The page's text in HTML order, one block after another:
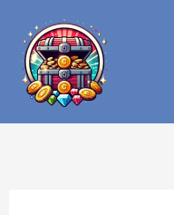
contenu